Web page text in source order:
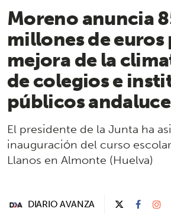
Moreno anuncia
millones de euros
mejora de la
de colegios e
públicos
El presidente de la Junta ha
inauguración del curso
Llanos en Almonte (Huelva)
DIARIO AVANZA